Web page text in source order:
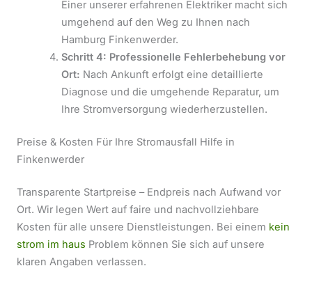
Einer unserer erfahrenen Elektriker macht sich
umgehend auf den Weg zu Ihnen nach
Hamburg Finkenwerder.
Schritt 4: Professionelle Fehlerbehebung vor
Ort: Nach Ankunft erfolgt eine detaillierte
Diagnose und die umgehende Reparatur, um
Ihre Stromversorgung wiederherzustellen.
Preise & Kosten Für Ihre Stromausfall Hilfe in
Finkenwerder
Transparente Startpreise – Endpreis nach Aufwand vor
Ort. Wir legen Wert auf faire und nachvollziehbare
Kosten für alle unsere Dienstleistungen. Bei einem kein
strom im haus Problem können Sie sich auf unsere
klaren Angaben verlassen.